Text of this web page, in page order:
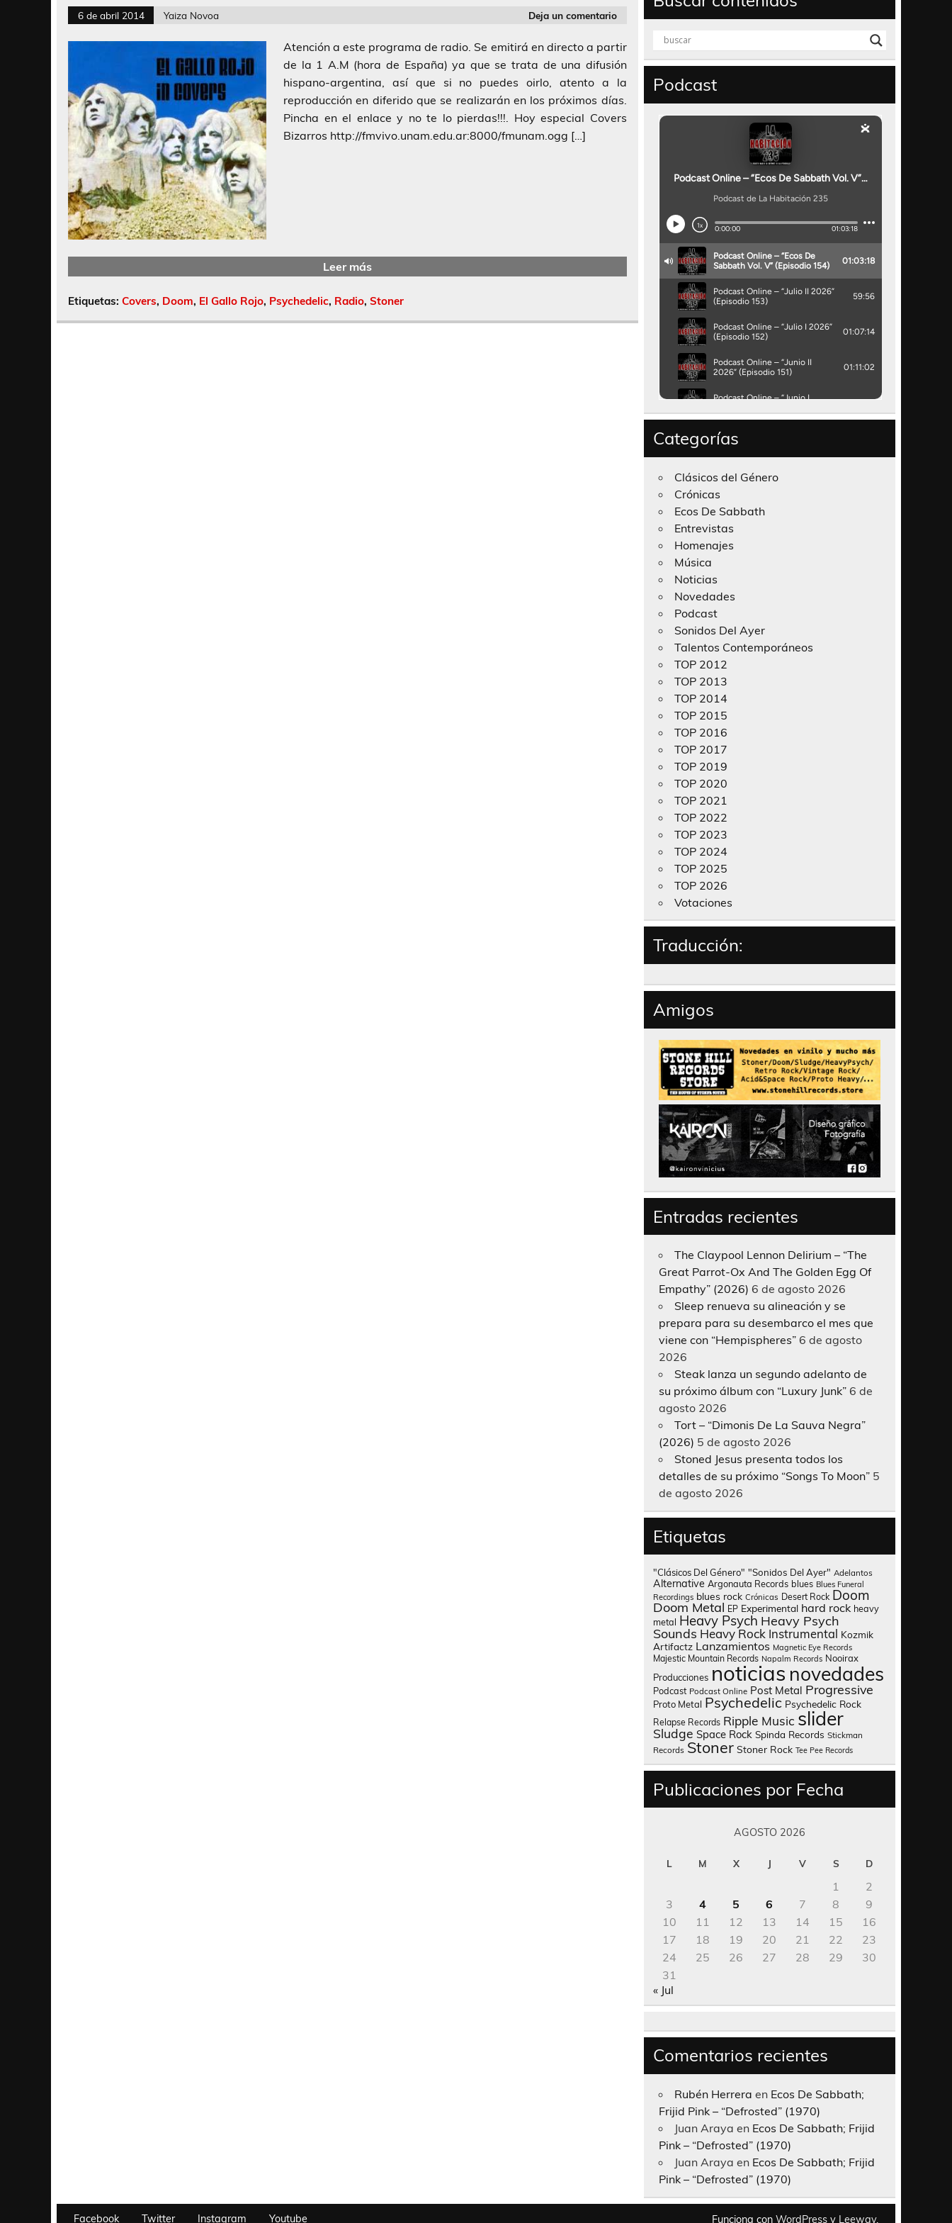
6 de abril 2014 Yaiza Novoa Deja un comentario
Atención a este programa de radio. Se emitirá en directo a partir
de la 1 A.M (hora de España) ya que se trata de una difusión
hispano-argentina, así que si no puedes oirlo, atento a la
reproducción en diferido que se realizarán en los próximos días.
Pincha en el enlace y no te lo pierdas!!!. Hoy especial Covers
Bizarros http://fmvivo.unam.edu.ar:8000/fmunam.ogg […]
Leer más
Etiquetas: Covers, Doom, El Gallo Rojo, Psychedelic, Radio, Stoner
Podcast
Categorías
Clásicos del Género
Crónicas
Ecos De Sabbath
Entrevistas
Homenajes
Música
Noticias
Novedades
Podcast
Sonidos Del Ayer
Talentos Contemporáneos
TOP 2012
TOP 2013
TOP 2014
TOP 2015
TOP 2016
TOP 2017
TOP 2019
TOP 2020
TOP 2021
TOP 2022
TOP 2023
TOP 2024
TOP 2025
TOP 2026
Votaciones
Traducción:
Amigos
Entradas recientes
The Claypool Lennon Delirium – “The
Great Parrot-Ox And The Golden Egg Of
Empathy” (2026) 6 de agosto 2026
Sleep renueva su alineación y se
prepara para su desembarco el mes que
viene con “Hempispheres” 6 de agosto
2026
Steak lanza un segundo adelanto de
su próximo álbum con “Luxury Junk” 6 de
agosto 2026
Tort – “Dimonis De La Sauva Negra”
(2026) 5 de agosto 2026
Stoned Jesus presenta todos los
detalles de su próximo “Songs To Moon” 5
de agosto 2026
Etiquetas
"Clásicos Del Género" "Sonidos Del Ayer" Adelantos
Alternative Argonauta Records blues Blues Funeral
Recordings blues rock Crónicas Desert Rock Doom
Doom Metal EP Experimental hard rock heavy
metal Heavy Psych Heavy Psych
Sounds Heavy Rock Instrumental Kozmik
Artifactz Lanzamientos Magnetic Eye Records
Majestic Mountain Records Napalm Records Nooirax
Producciones noticias novedades
Podcast Podcast Online Post Metal Progressive
Proto Metal Psychedelic Psychedelic Rock
Relapse Records Ripple Music slider
Sludge Space Rock Spinda Records Stickman
Records Stoner Stoner Rock Tee Pee Records
Publicaciones por Fecha
AGOSTO 2026
L M X J V S D
1
2
3
4 5 6 7 8
9
10
11 12 13 14 15
16
17
18 19 20 21 22
23
24
25 26 27 28 29
30
31
« Jul
Comentarios recientes
Rubén Herrera en Ecos De Sabbath;
Frijid Pink – “Defrosted” (1970)
Juan Araya en Ecos De Sabbath; Frijid
Pink – “Defrosted” (1970)
Juan Araya en Ecos De Sabbath; Frijid
Pink – “Defrosted” (1970)
Facebook Twitter Instagram Youtube Funciona con WordPress y Leeway.